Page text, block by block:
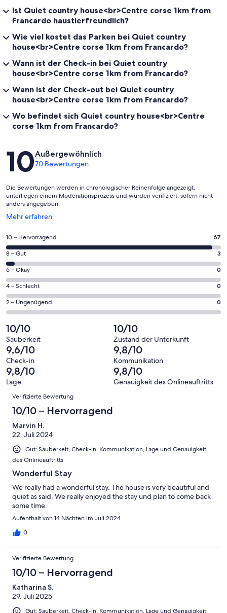
Ist Quiet country house<br>Centre corse 1km from
Francardo haustierfreundlich?
Wie viel kostet das Parken bei Quiet country
house<br>Centre corse 1km from Francardo?
Wann ist der Check-in bei Quiet country
house<br>Centre corse 1km from Francardo?
Wann ist der Check-out bei Quiet country
house<br>Centre corse 1km from Francardo?
Wo befindet sich Quiet country house<br>Centre
corse 1km from Francardo?
Bewertungen
10Außergewöhnlich
70 Bewertungen
Die Bewertungen werden in chronologischer Reihenfolge angezeigt,
unterliegen einem Moderationsprozess und wurden verifiziert, sofern nicht
anders angegeben.
Mehr erfahren
Wird
einem
neuen
Fenster
geöffnet
67
von
insgesamt
70
Gästebewertungen
haben
eine
Bewertung
von
10
-
Hervorragend
10 – Hervorragend 67
3
von
insgesamt
70
Gästebewertungen
haben
Bewertung
von
8
-
Gut
8 – Gut 3
0
von
insgesamt
70
Gästebewertungen
haben
eine
Bewertung
von
6
-
Okay
6 – Okay 0
0
von
insgesamt
Gästebewertungen
haben
eine
Bewertung
von
4
4 – Schlecht 0
0
von
insgesamt
70
Gästebewertungen
haben
eine
Bewertung
von
2 – Ungenügend 0
10/10
Sauberkeit
10/10
Zustand der Unterkunft
9,6/10
Check-in
9,8/10
Kommunikation
9,8/10
Lage
9,8/10
Genauigkeit des Onlineauftritts
Bewertungen
Verifizierte Bewertung
10/10 – Hervorragend
Marvin H.
22. Juli 2024
Gut: Sauberkeit, Check-in, Kommunikation, Lage und Genauigkeit
des Onlineauftritts
Wonderful Stay
We really had a wonderful stay. The house is very beautiful and
quiet as said. We really enjoyed the stay und plan to come back
some time.
Aufenthalt von 14 Nächten im Juli 2024
0
Verifizierte Bewertung
10/10 – Hervorragend
Katharina S.
29. Juli 2025
Gut: Sauberkeit, Check-in, Kommunikation, Lage und Genauigkeit